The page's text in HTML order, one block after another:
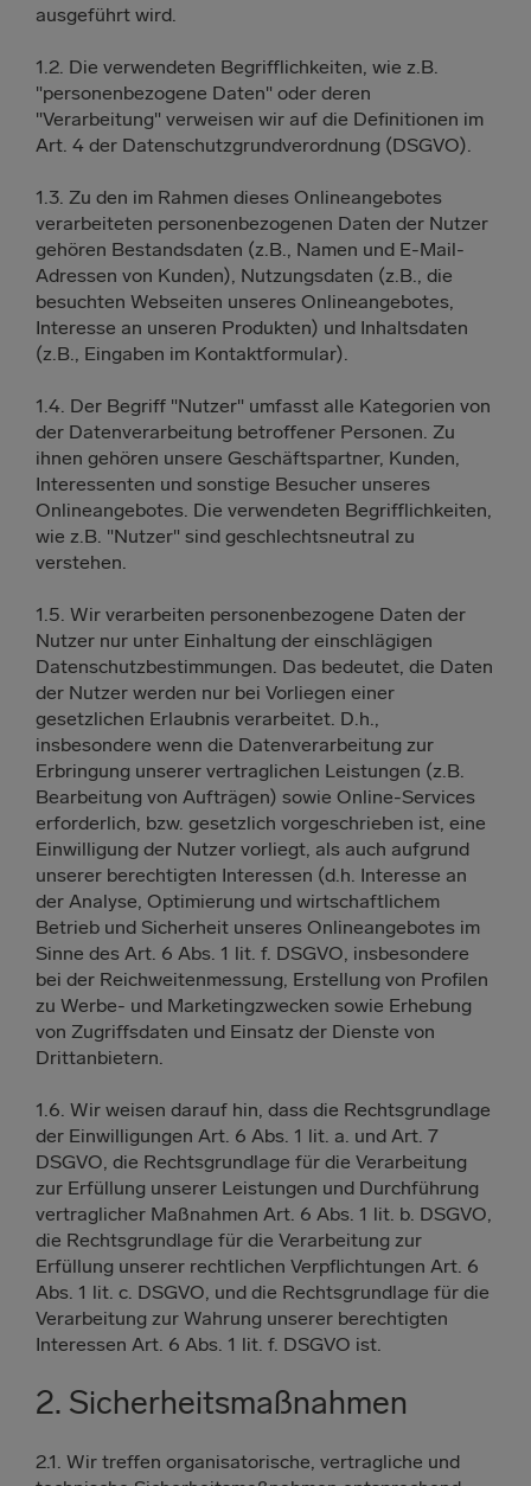
ausgeführt wird.
1.2. Die verwendeten Begrifflichkeiten, wie z.B.
"personenbezogene Daten" oder deren
"Verarbeitung" verweisen wir auf die Definitionen im
Art. 4 der Datenschutzgrundverordnung (DSGVO).
1.3. Zu den im Rahmen dieses Onlineangebotes
verarbeiteten personenbezogenen Daten der Nutzer
gehören Bestandsdaten (z.B., Namen und E-Mail-
Adressen von Kunden), Nutzungsdaten (z.B., die
besuchten Webseiten unseres Onlineangebotes,
Interesse an unseren Produkten) und Inhaltsdaten
(z.B., Eingaben im Kontaktformular).
1.4. Der Begriff "Nutzer" umfasst alle Kategorien von
der Datenverarbeitung betroffener Personen. Zu
ihnen gehören unsere Geschäftspartner, Kunden,
Interessenten und sonstige Besucher unseres
Onlineangebotes. Die verwendeten Begrifflichkeiten,
wie z.B. "Nutzer" sind geschlechtsneutral zu
verstehen.
1.5. Wir verarbeiten personenbezogene Daten der
Nutzer nur unter Einhaltung der einschlägigen
Datenschutzbestimmungen. Das bedeutet, die Daten
der Nutzer werden nur bei Vorliegen einer
gesetzlichen Erlaubnis verarbeitet. D.h.,
insbesondere wenn die Datenverarbeitung zur
Erbringung unserer vertraglichen Leistungen (z.B.
Bearbeitung von Aufträgen) sowie Online-Services
erforderlich, bzw. gesetzlich vorgeschrieben ist, eine
Einwilligung der Nutzer vorliegt, als auch aufgrund
unserer berechtigten Interessen (d.h. Interesse an
der Analyse, Optimierung und wirtschaftlichem
Betrieb und Sicherheit unseres Onlineangebotes im
Sinne des Art. 6 Abs. 1 lit. f. DSGVO, insbesondere
bei der Reichweitenmessung, Erstellung von Profilen
zu Werbe- und Marketingzwecken sowie Erhebung
von Zugriffsdaten und Einsatz der Dienste von
Drittanbietern.
1.6. Wir weisen darauf hin, dass die Rechtsgrundlage
der Einwilligungen Art. 6 Abs. 1 lit. a. und Art. 7
DSGVO, die Rechtsgrundlage für die Verarbeitung
zur Erfüllung unserer Leistungen und Durchführung
vertraglicher Maßnahmen Art. 6 Abs. 1 lit. b. DSGVO,
die Rechtsgrundlage für die Verarbeitung zur
Erfüllung unserer rechtlichen Verpflichtungen Art. 6
Abs. 1 lit. c. DSGVO, und die Rechtsgrundlage für die
Verarbeitung zur Wahrung unserer berechtigten
Interessen Art. 6 Abs. 1 lit. f. DSGVO ist.
2. Sicherheitsmaßnahmen
2.1. Wir treffen organisatorische, vertragliche und